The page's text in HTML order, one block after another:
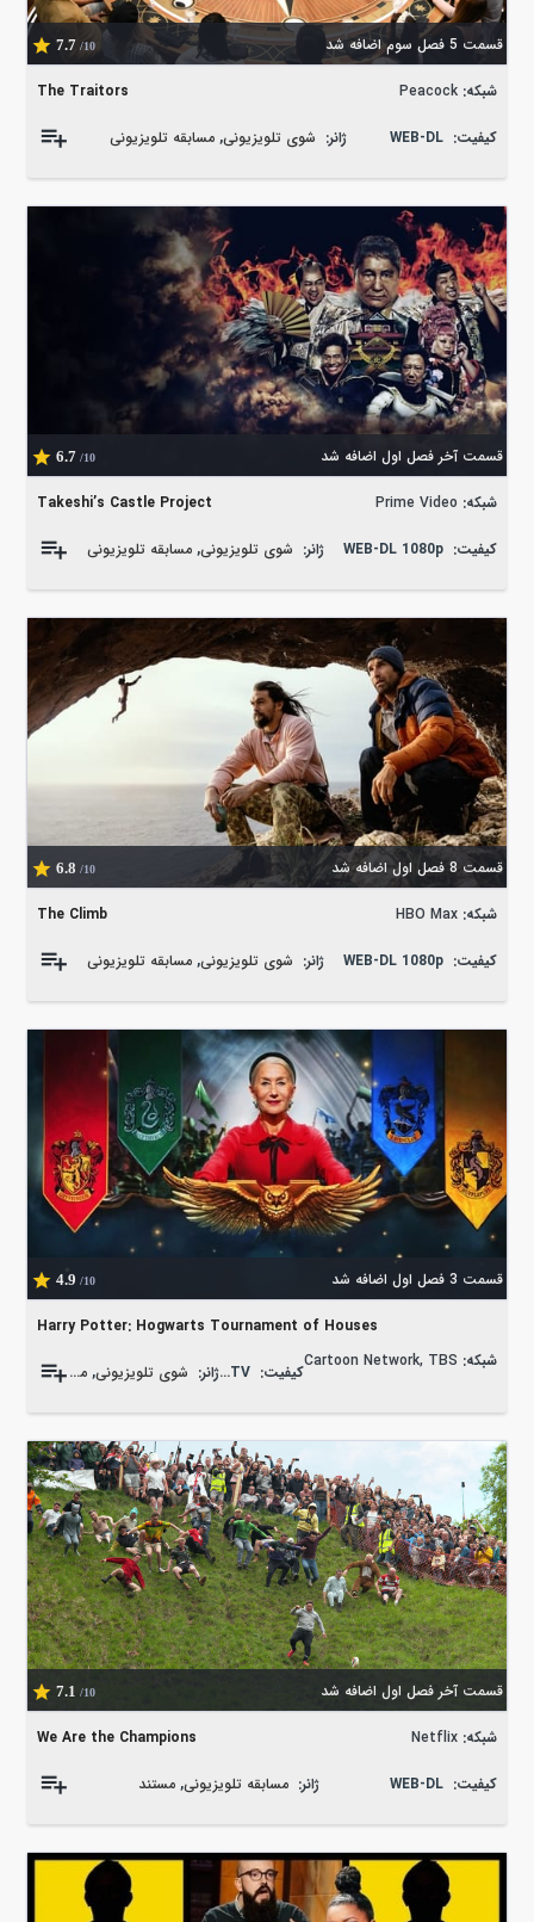
قسمت 5 فصل سوم اضافه شد 7.7 /10
The Traitors شبکه: Peacock
کیفیت: WEB-DL ژانر: شوی تلویزیونی, مسابقه تلویزیونی
قسمت آخر فصل اول اضافه شد 6.7 /10
Takeshi’s Castle Project شبکه: Prime Video
کیفیت: WEB-DL 1080p ژانر: شوی تلویزیونی,مسابقه تلویزیونی
قسمت 8 فصل اول اضافه شد 6.8 /10
The Climb شبکه: HBO Max
کیفیت: WEB-DL 1080p ژانر: شوی تلویزیونی,مسابقه تلویزیونی
قسمت 3 فصل اول اضافه شد 4.9 /10
Harry Potter: Hogwarts Tournament of Houses
شبکه: Cartoon Network, TBS
کیفیت: 720p HDTV ژانر: شوی تلویزیونی,مسابقه تلویزیونی
قسمت آخر فصل اول اضافه شد 7.1 /10
We Are the Champions شبکه: Netflix
کیفیت: WEB-DL ژانر: مسابقه تلویزیونی,مستند